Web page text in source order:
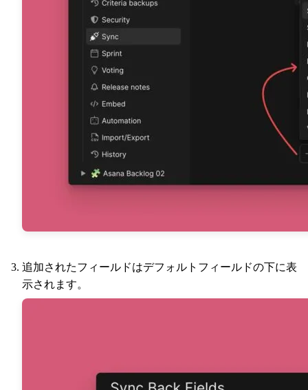
追加されたフィールドはデフォルトフィールドの下に表
示されます。